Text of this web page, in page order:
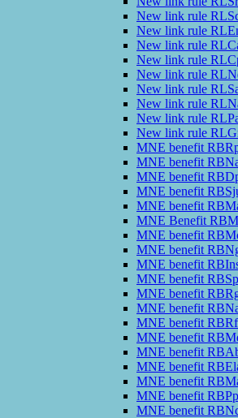
New link rule
New link rule
New link rule
New link rule
New link rule
New link rule
New link rule
New link rule
New link rule
MNE benefit
MNE benefit
MNE benefit
MNE benefit
MNE benefit
MNE Benefit
MNE benefit
MNE benefit
MNE benefit
MNE benefit
MNE benefit
MNE benefit
MNE benefit
MNE benefit
MNE benefit
MNE benefit
MNE benefit
MNE benefit
MNE benefit